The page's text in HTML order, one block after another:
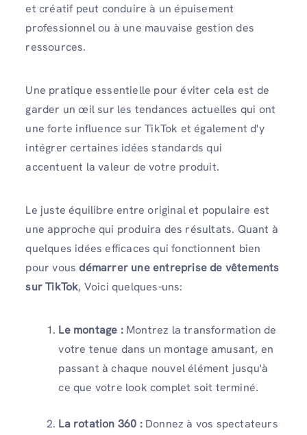
et créatif peut conduire à un épuisement
professionnel ou à une mauvaise gestion des
ressources.
Une pratique essentielle pour éviter cela est de
garder un œil sur les tendances actuelles qui ont
une forte influence sur TikTok et également d'y
intégrer certaines idées standards qui
accentuent la valeur de votre produit.
Le juste équilibre entre original et populaire est
une approche qui produira des résultats. Quant à
quelques idées efficaces qui fonctionnent bien
pour vousdémarrer une entreprise de vêtements
sur TikTok, Voici quelques-uns:
Le montage :Montrez la transformation de
votre tenue dans un montage amusant, en
passant à chaque nouvel élément jusqu'à
ce que votre look complet soit terminé.
La rotation 360 :Donnez à vos spectateurs